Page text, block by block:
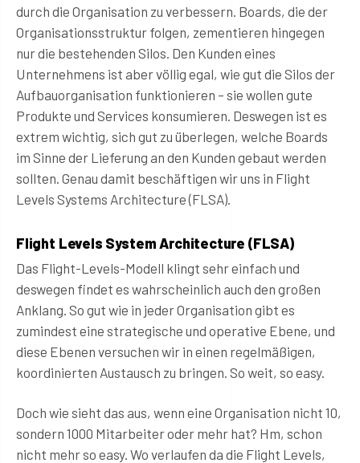
durch die Organisation zu verbessern. Boards, die der
Organisationsstruktur folgen, zementieren hingegen
nur die bestehenden Silos. Den Kunden eines
Unternehmens ist aber völlig egal, wie gut die Silos der
Aufbauorganisation funktionieren – sie wollen gute
Produkte und Services konsumieren. Deswegen ist es
extrem wichtig, sich gut zu überlegen, welche Boards
im Sinne der Lieferung an den Kunden gebaut werden
sollten. Genau damit beschäftigen wir uns in Flight
Levels Systems Architecture (FLSA).
Flight Levels System Architecture (FLSA)
Das Flight-Levels-Modell klingt sehr einfach und
deswegen findet es wahrscheinlich auch den großen
Anklang. So gut wie in jeder Organisation gibt es
zumindest eine strategische und operative Ebene, und
diese Ebenen versuchen wir in einen regelmäßigen,
koordinierten Austausch zu bringen. So weit, so easy.
Doch wie sieht das aus, wenn eine Organisation nicht 10,
sondern 1000 Mitarbeiter oder mehr hat? Hm, schon
nicht mehr so easy. Wo verlaufen da die Flight Levels,